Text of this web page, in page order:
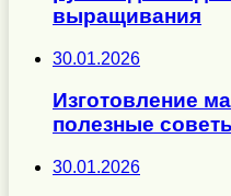
выращивания
30.01.2026
Изготовление
полезные
30.01.2026